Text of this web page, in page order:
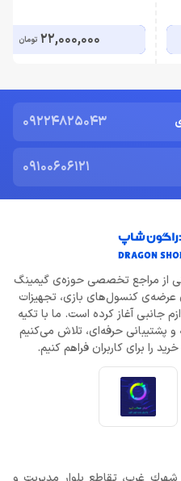
22,000,000 تومان
09224825043
09100606121
1396 به‌عنوان یکی از مراجع تخصصی حوزه‌ی گیمینگ
عرضه‌ی کنسول‌های بازی، تجهیزات
جانبی آغاز کرده است. ما با تکیه
و پشتیبانی حرفه‌ای، تلاش می‌کنیم
را برای کاربران فراهم کنیم.